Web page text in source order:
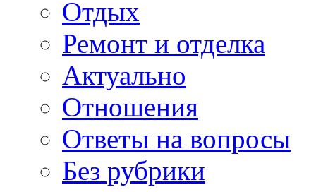
Отдых
Ремонт и отделка
Актуально
Отношения
Ответы на вопросы
Без рубрики